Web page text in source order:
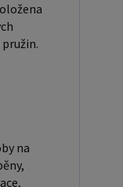
na